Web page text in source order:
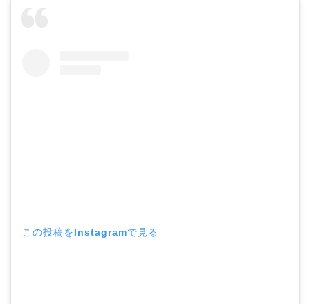
この投稿をInstagramで見る